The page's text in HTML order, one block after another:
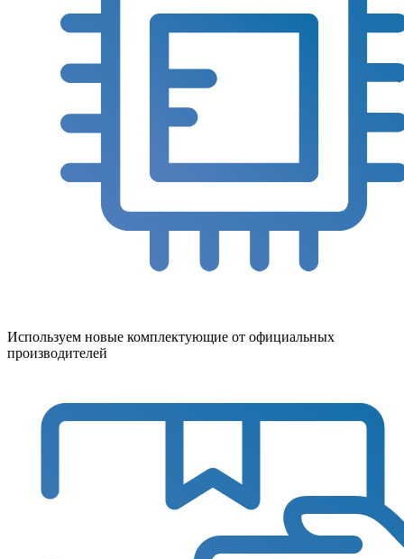
Используем новые комплектующие от официальных
производителей